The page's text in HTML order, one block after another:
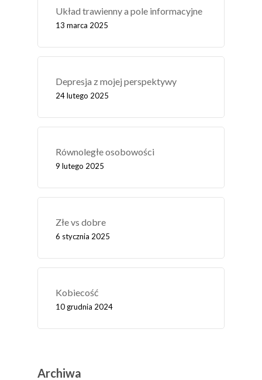
Układ trawienny a pole informacyjne
13 marca 2025
Depresja z mojej perspektywy
24 lutego 2025
Równoległe osobowości
9 lutego 2025
Złe vs dobre
6 stycznia 2025
Kobiecość
10 grudnia 2024
Archiwa